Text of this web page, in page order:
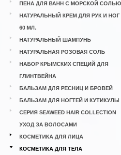
ПЕНА ДЛЯ ВАНН С МОРСКОЙ СОЛЬЮ
НАТУРАЛЬНЫЙ КРЕМ ДЛЯ РУК И НОГ
60 МЛ.
НАТУРАЛЬНЫЙ ШАМПУНЬ
НАТУРАЛЬНАЯ РОЗОВАЯ СОЛЬ
НАБОР КРЫМСКИХ СПЕЦИЙ ДЛЯ
ГЛИНТВЕЙНА
БАЛЬЗАМ ДЛЯ РЕСНИЦ И БРОВЕЙ
БАЛЬЗАМ ДЛЯ НОГТЕЙ И КУТИКУЛЫ
СЕРИЯ SEAWEED HAIR COLLECTION
УХОД ЗА ВОЛОСАМИ
КОСМЕТИКА ДЛЯ ЛИЦА
КОСМЕТИКА ДЛЯ ТЕЛА